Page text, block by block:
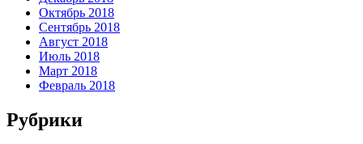
Октябрь 2018
Сентябрь 2018
Август 2018
Июль 2018
Март 2018
Февраль 2018
Рубрики